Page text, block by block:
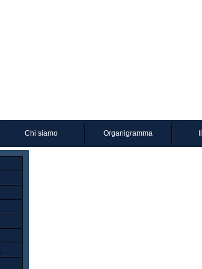
Chi siamo Organigramma